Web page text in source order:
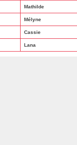
Mathilde
Mélyne
Cassie
Lana